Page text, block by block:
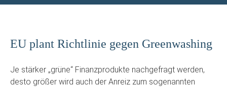
EU plant Richtlinie gegen Greenwashing
Je stärker „grüne“ Finanzprodukte nachgefragt werden,
desto größer wird auch der Anreiz zum sogenannten